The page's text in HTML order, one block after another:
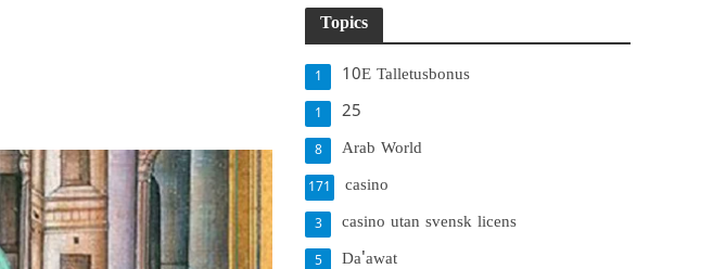
Topics
10E Talletusbonus
1
25
1
Arab World
8
casino
171
casino utan svensk licens
3
Da'awat
5